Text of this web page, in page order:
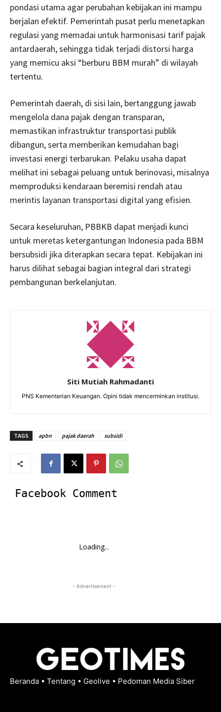
pondasi utama agar perubahan kebijakan ini mampu
berjalan efektif. Pemerintah pusat perlu menetapkan
regulasi yang memadai untuk harmonisasi tarif pajak
antardaerah, sehingga tidak terjadi distorsi harga
yang memicu aksi “berburu BBM murah” di wilayah
tertentu.
Pemerintah daerah, di sisi lain, bertanggung jawab
mengelola dana pajak dengan transparan,
memastikan infrastruktur transportasi publik
dibangun, serta memberikan kemudahan bagi
investasi energi terbarukan. Pelaku usaha dapat
melihat ini sebagai peluang untuk berinovasi, misalnya
memproduksi kendaraan beremisi rendah atau
merintis layanan transportasi digital yang efisien.
Secara keseluruhan, PBBKB dapat menjadi kunci
untuk meretas ketergantungan Indonesia pada BBM
bersubsidi jika diterapkan secara tepat. Kebijakan ini
harus dilihat sebagai bagian integral dari strategi
pembangunan berkelanjutan.
Siti Mutiah Rahmadanti
PNS Kementerian Keuangan. Opini tidak mencerminkan institusi.
TAGS apbn pajak daerah subsidi
Facebook Comment
Loading...
- Advertisement -
Beranda • Tentang • Geolive • Pedoman Media Siber